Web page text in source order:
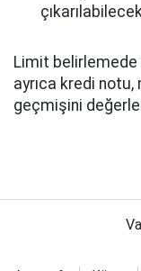
Limit belirlemede
ayrıca kredi
geçmişini